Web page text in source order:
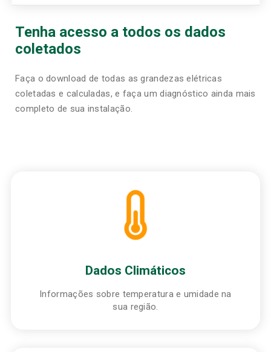
Tenha acesso a todos os dados
coletados
Faça o download de todas as grandezas elétricas
coletadas e calculadas, e faça um diagnóstico ainda mais
completo de sua instalação.
Dados Climáticos
Informações sobre temperatura e umidade na
sua região.